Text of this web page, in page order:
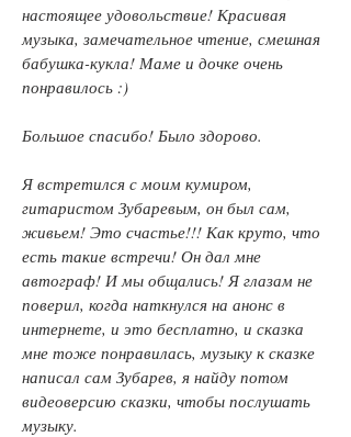
настоящее удовольствие! Красивая
музыка, замечательное чтение, смешная
бабушка-кукла! Маме и дочке очень
понравилось :)
Большое спасибо! Было здорово.
Я встретился с моим кумиром,
гитаристом Зубаревым, он был сам,
живьем! Это счастье!!! Как круто, что
есть такие встречи! Он дал мне
автограф! И мы общались! Я глазам не
поверил, когда наткнулся на анонс в
интернете, и это бесплатно, и сказка
мне тоже понравилась, музыку к сказке
написал сам Зубарев, я найду потом
видеоверсию сказки, чтобы послушать
музыку.